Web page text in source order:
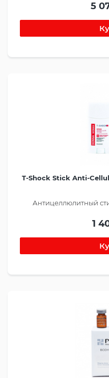
5
T-Shock Stick Anti-
Антицеллюлитный
1